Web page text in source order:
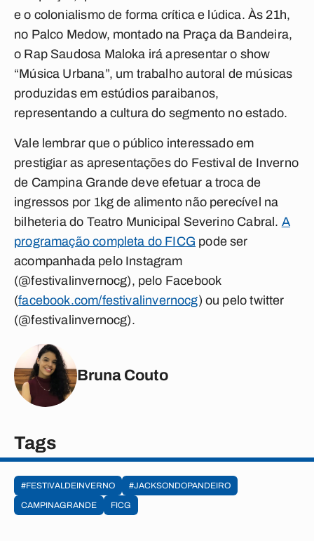
e o colonialismo de forma crítica e lúdica. Às 21h,
no Palco Medow, montado na Praça da Bandeira,
o Rap Saudosa Maloka irá apresentar o show
“Música Urbana”, um trabalho autoral de músicas
produzidas em estúdios paraibanos,
representando a cultura do segmento no estado.
Vale lembrar que o público interessado em
prestigiar as apresentações do Festival de Inverno
de Campina Grande deve efetuar a troca de
ingressos por 1kg de alimento não perecível na
bilheteria do Teatro Municipal Severino Cabral. A
programação completa do FICG pode ser
acompanhada pelo Instagram
(@festivalinvernocg), pelo Facebook
(facebook.com/festivalinvernocg) ou pelo twitter
(@festivalinvernocg).
Bruna Couto
Tags
#FESTIVALDEINVERNO
#JACKSONDOPANDEIRO
CAMPINAGRANDE
FICG